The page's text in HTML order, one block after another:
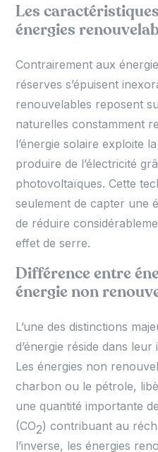
Les
énergies
Contrairement aux
réserves s’épuisent
renouvelables reposent
naturelles constamment
l’énergie solaire exploite
produire de l’électricité
photovoltaïques. Cette
seulement de capter une
de réduire
effet de serre.
Différence entre
énergie non
L’une des distinctions
d’énergie réside dans
Les énergies non
charbon ou le pétrole,
une quantité importante
(CO2) contribuant au
l’inverse, les énergies